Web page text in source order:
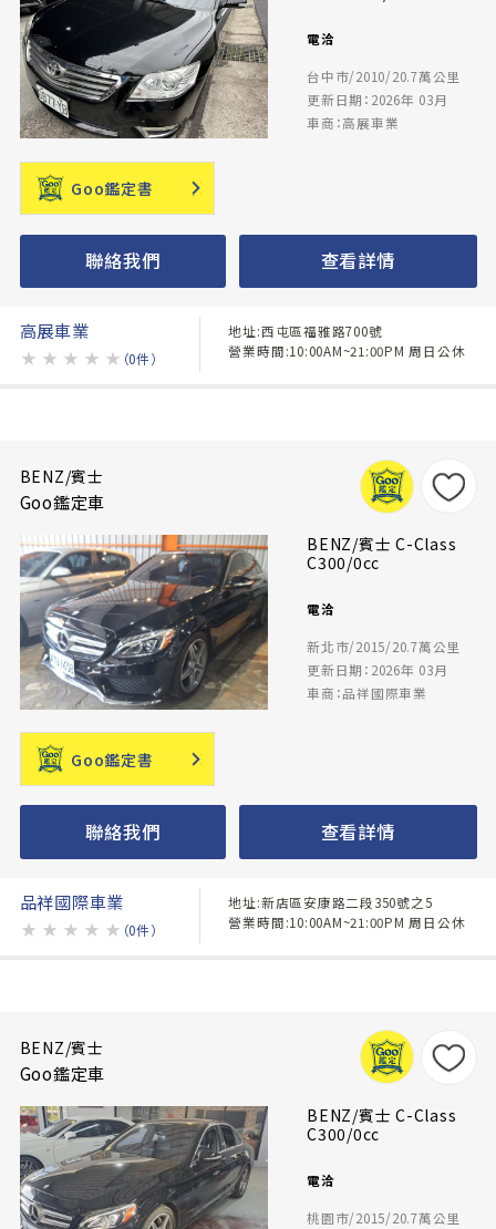
電洽
台中市/2010/20.7萬公里
更新日期：2026年 03月
車商：高展車業
Goo鑑定書
聯絡我們 查看詳情
高展車業
★ ★ ★ ★ ★ （0件）
地址:西屯區福雅路700號
營業時間:10:00AM~21:00PM 周日公休
BENZ/賓士
Goo鑑定車
BENZ/賓士 C-Class
C300/0cc
電洽
新北市/2015/20.7萬公里
更新日期：2026年 03月
車商：品祥國際車業
Goo鑑定書
聯絡我們 查看詳情
品祥國際車業
★ ★ ★ ★ ★ （0件）
地址:新店區安康路二段350號之5
營業時間:10:00AM~21:00PM 周日公休
BENZ/賓士
Goo鑑定車
BENZ/賓士 C-Class
C300/0cc
電洽
桃園市/2015/20.7萬公里